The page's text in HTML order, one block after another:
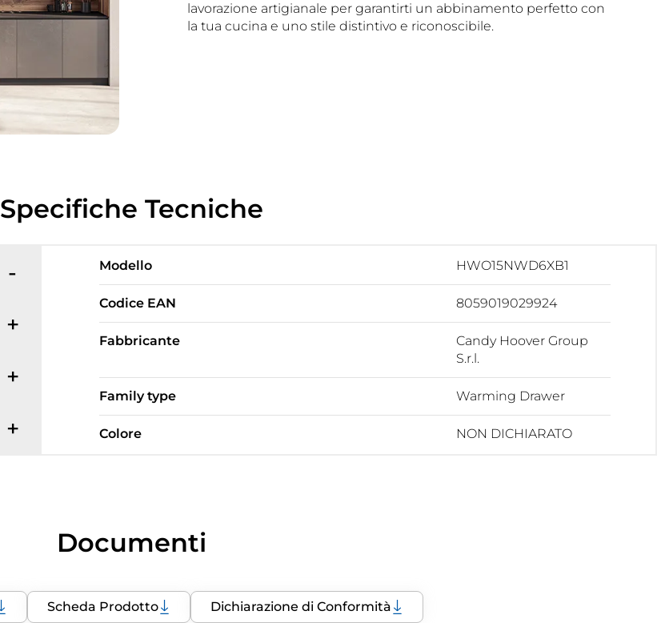
lavorazione artigianale per garantirti un abbinamento perfetto con
la tua cucina e uno stile distintivo e riconoscibile.
Specifiche Tecniche
Modello HWO15NWD6XB1
Codice EAN 8059019029924
Fabbricante
Candy Hoover Group
S.r.l.
Family type Warming Drawer
Colore NON DICHIARATO
Documenti
Scheda Prodotto Dichiarazione di Conformità